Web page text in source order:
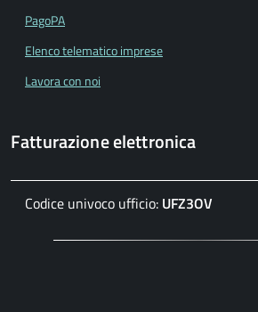
PagoPA
Elenco telematico imprese
Lavora con noi
Fatturazione elettronica
Codice univoco ufficio: UFZ3OV